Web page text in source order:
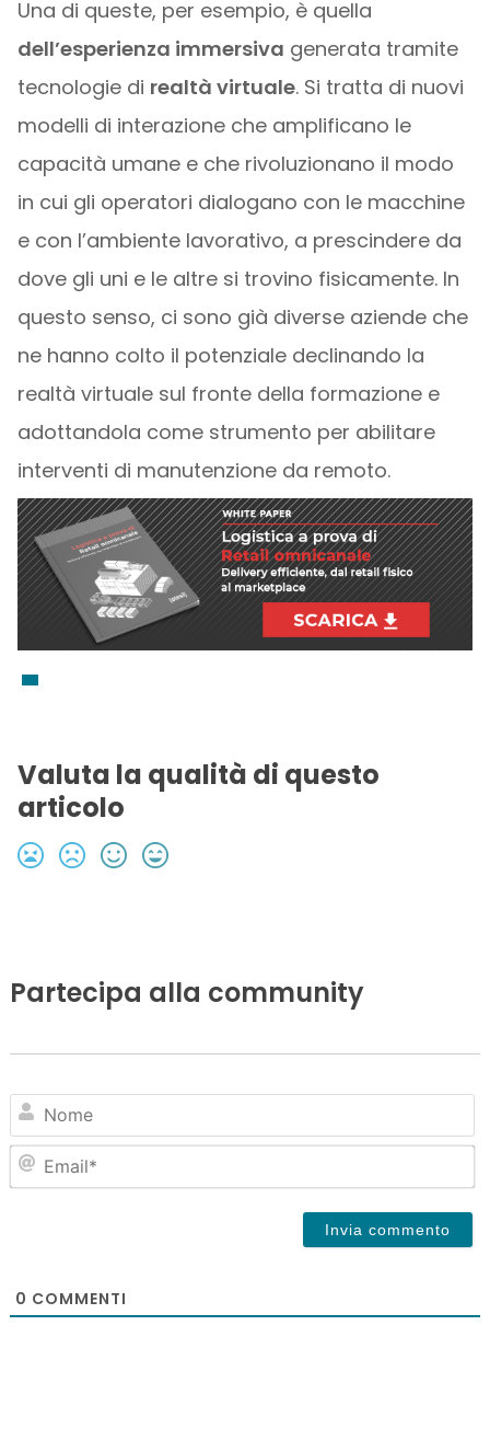
Una di queste, per esempio, è quella
dell’esperienza immersiva generata tramite
tecnologie di realtà virtuale. Si tratta di nuovi
modelli di interazione che amplificano le
capacità umane e che rivoluzionano il modo
in cui gli operatori dialogano con le macchine
e con l’ambiente lavorativo, a prescindere da
dove gli uni e le altre si trovino fisicamente. In
questo senso, ci sono già diverse aziende che
ne hanno colto il potenziale declinando la
realtà virtuale sul fronte della formazione e
adottandola come strumento per abilitare
interventi di manutenzione da remoto.
Valuta la qualità di questo
articolo
Partecipa alla community
0 COMMENTI